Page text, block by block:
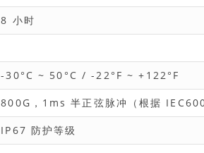
8 小时
-30°C ~ 50°C / -22°F ~ +122°F
800G，1ms 半正弦脉冲（根据
IP67 防护等级